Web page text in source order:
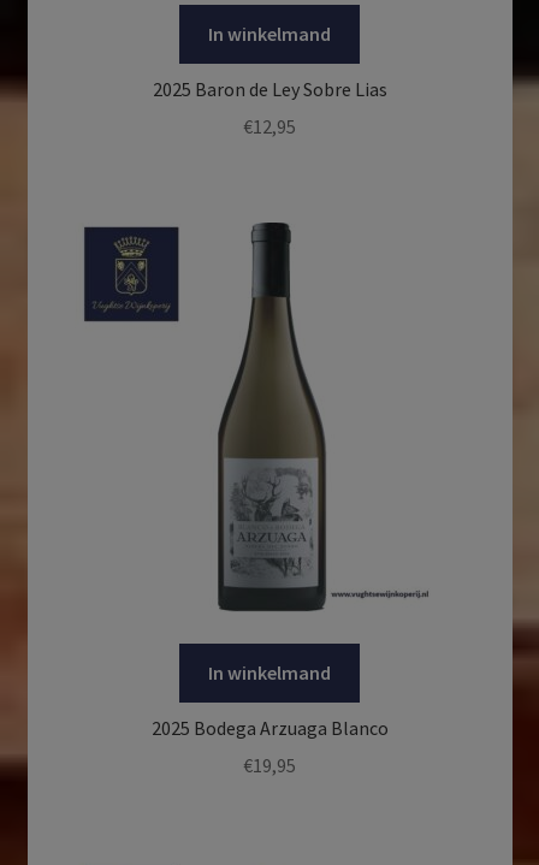
In winkelmand
2025 Baron de Ley Sobre Lias
€12,95
In winkelmand
2025 Bodega Arzuaga Blanco
€19,95